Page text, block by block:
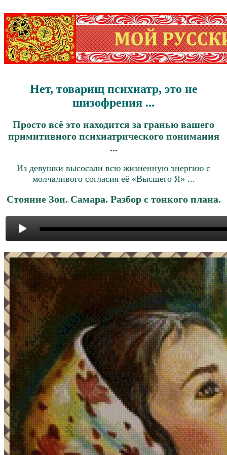
Нет, товарищ психиатр, это не
шизофрения ...
Просто всё это находится за гранью вашего
примитивного психиатрического понимания
...
Из девушки высосали всю жизненную энергию с
молчаливого согласия её «Высшего Я» ...
Стояние Зои. Самара. Разбор с тонкого плана.